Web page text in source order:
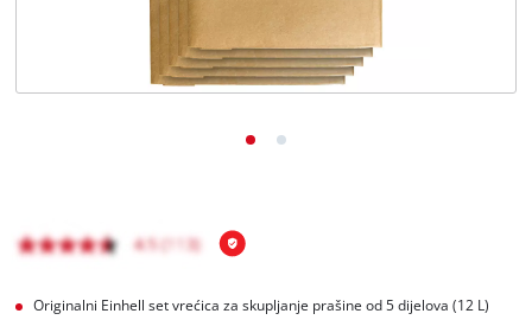
Originalni Einhell set vrećica za skupljanje prašine od 5 dijelova (12 L)